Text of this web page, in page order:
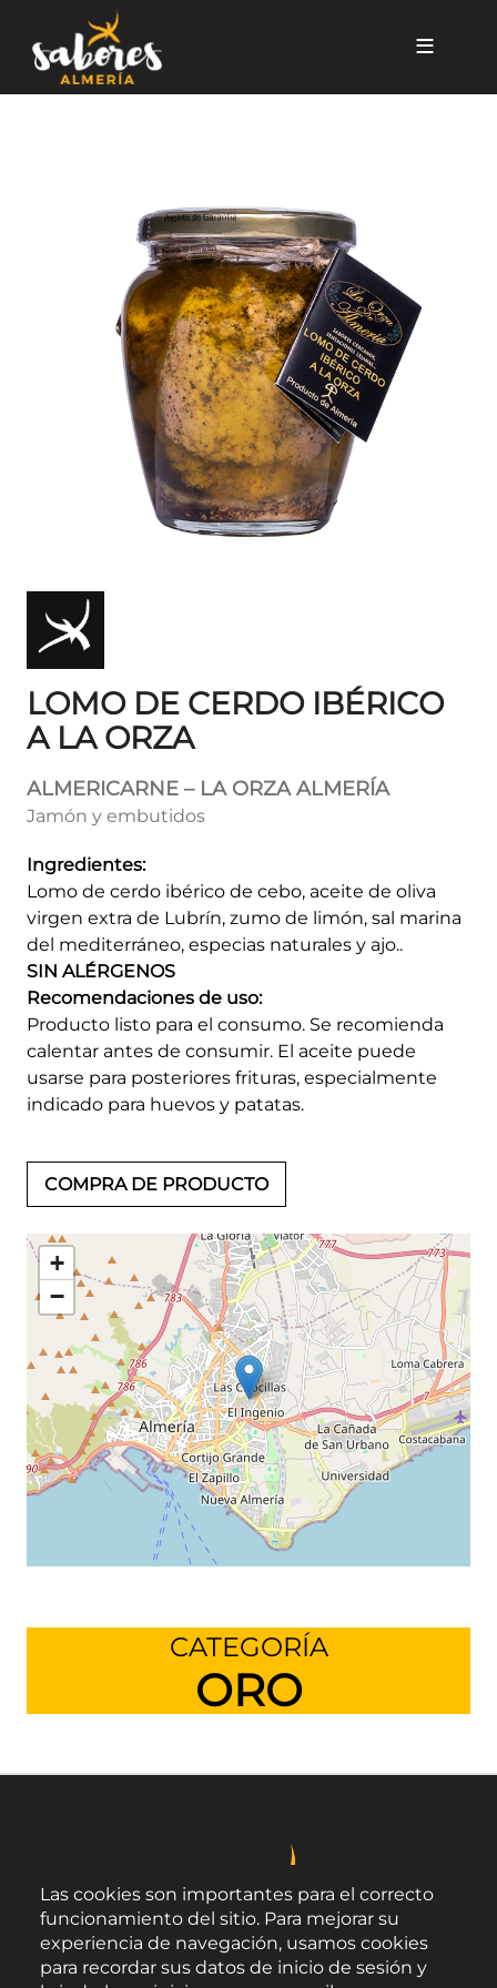
LOMO DE CERDO IBÉRICO
A LA ORZA
ALMERICARNE – LA ORZA ALMERÍA
Jamón y embutidos
Ingredientes:
Lomo de cerdo ibérico de cebo, aceite de oliva
virgen extra de Lubrín, zumo de limón, sal marina
del mediterráneo, especias naturales y ajo..
SIN ALÉRGENOS
Recomendaciones de uso:
Producto listo para el consumo. Se recomienda
calentar antes de consumir. El aceite puede
usarse para posteriores frituras, especialmente
indicado para huevos y patatas.
COMPRA DE PRODUCTO
+
−
CATEGORÍA
ORO
Las cookies son importantes para el correcto
funcionamiento del sitio. Para mejorar su
experiencia de navegación, usamos cookies
para recordar sus datos de inicio de sesión y